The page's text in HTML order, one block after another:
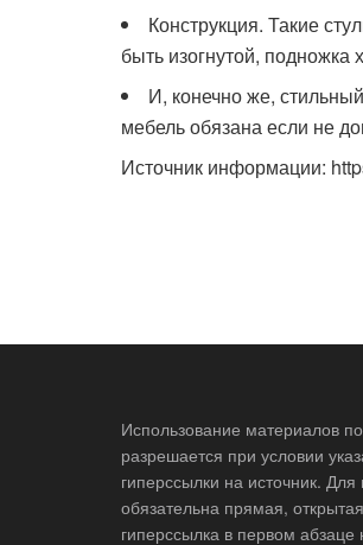
Конструкция. Такие
быть изогнутой, подножка
И, конечно же,
мебель обязана если не
Источник информации:
Использование материалов
разрешается при условии
гиперссылки на источник.
обязательна прямая,
гиперссылка в первом абзаце